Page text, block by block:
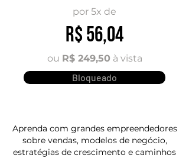
por 5x de
R$ 56,04
ou R$ 249,50 à vista
Bloqueado
Aprenda com grandes empreendedores
sobre vendas, modelos de negócio,
estratégias de crescimento e caminhos